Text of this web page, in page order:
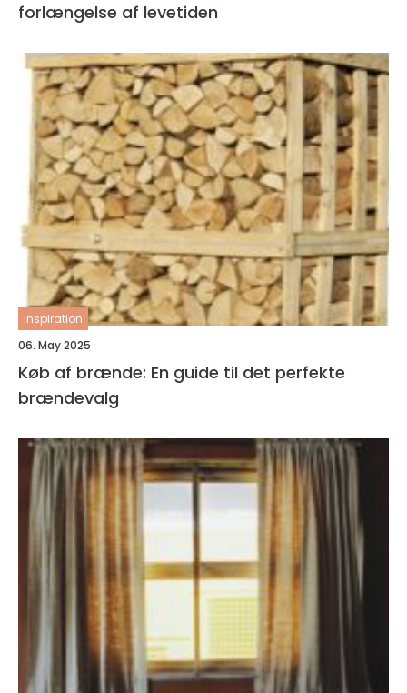
forlængelse af levetiden
inspiration
06. May 2025
Køb af brænde: En guide til det perfekte
brændevalg